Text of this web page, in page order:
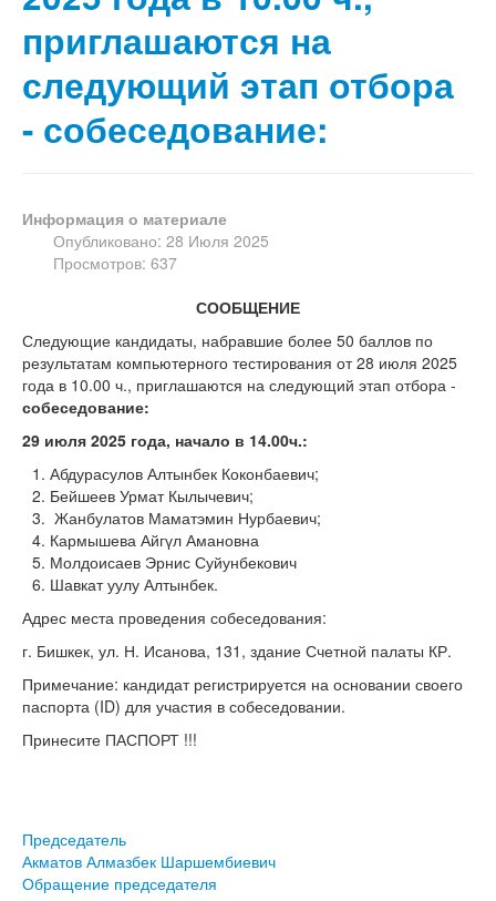
приглашаются на
следующий этап отбора
- собеседование:
Информация о материале
Опубликовано: 28 Июля 2025
Просмотров: 637
СООБЩЕНИЕ
Следующие кандидаты, набравшие более 50 баллов по
результатам компьютерного тестирования от 28 июля 2025
года в 10.00 ч., приглашаются на следующий этап отбора -
собеседование:
29 июля 2025 года, начало в 14.00ч.:
Абдурасулов Алтынбек Коконбаевич;
Бейшеев Урмат Кылычевич;
Жанбулатов Маматэмин Нурбаевич;
Кармышева Айгүл Амановна
Молдоисаев Эрнис Суйунбекович
Шавкат уулу Алтынбек.
Адрес места проведения собеседования:
г. Бишкек, ул. Н. Исанова, 131, здание Счетной палаты КР.
Примечание: кандидат регистрируется на основании своего
паспорта (ID) для участия в собеседовании.
Принесите ПАСПОРТ !!!
Председатель
Акматов Алмазбек Шаршембиевич
Обращение председателя